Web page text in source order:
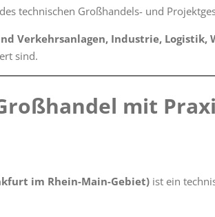
technischen Großhandels- und
Verkehrsanlagen, Industrie,
sind.
mit
im Rhein-Main-Gebiet) ist ein